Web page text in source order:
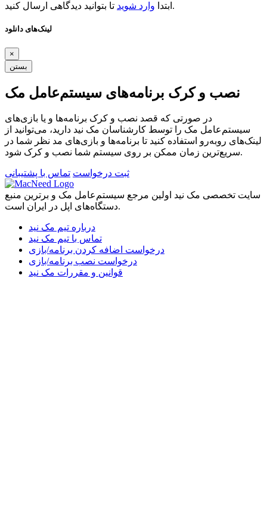
ابتدا وارد شوید تا بتوانید دیدگاهی ارسال کنید.
لینک‌های دانلود
×
بستن
نصب و کرک برنامه‌های سیستم‌عامل مک
در صورتی که قصد نصب و کرک برنامه‌ها و یا بازی‌های
سیستم‌عامل مک را توسط کارشناسان مک نید دارید، می‌توانید از
لینک‌های رو‌به‌رو استفاده کنید تا برنامه‌ها و بازی‌های مد نظر شما در
سریع‌ترین زمان ممکن بر روی سیستم شما نصب و کرک شود.
ثبت درخواست تماس با پشتیبانی
سایت تخصصی مک نید اولین مرجع سیستم‌عامل مک و برترین منبع
دستگاه‌های اپل در ایران است.
درباره تیم مک نید
تماس با تیم مک نید
درخواست اضافه کردن برنامه/بازی
درخواست نصب برنامه/بازی
قوانین و مقررات مک نید